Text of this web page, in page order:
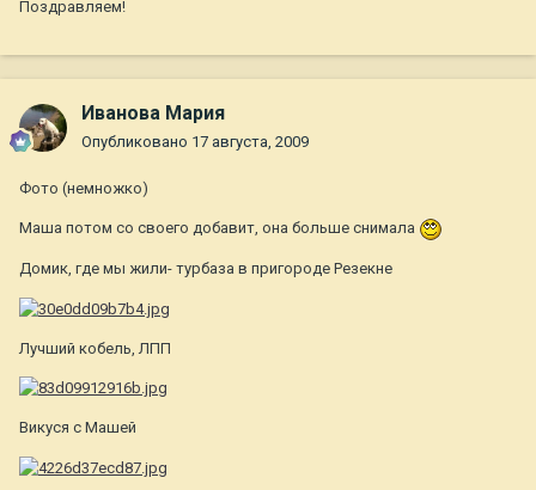
Поздравляем!
Иванова Мария
Опубликовано 17 августа, 2009
Фото (немножко)
Маша потом со своего добавит, она больше снимала
Домик, где мы жили- турбаза в пригороде Резекне
Лучший кобель, ЛПП
Викуся с Машей